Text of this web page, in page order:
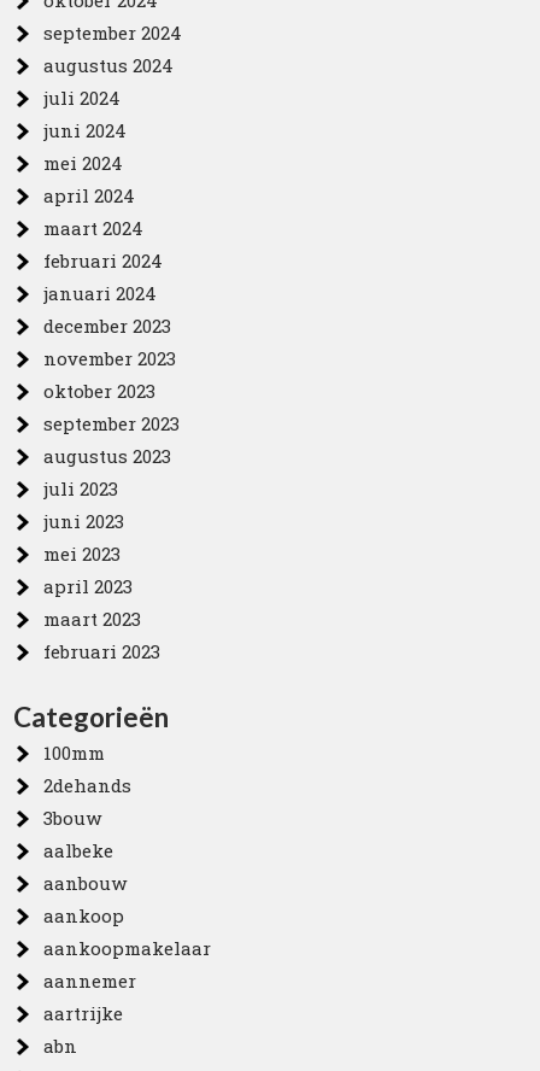
september 2024
augustus 2024
juli 2024
juni 2024
mei 2024
april 2024
maart 2024
februari 2024
januari 2024
december 2023
november 2023
oktober 2023
september 2023
augustus 2023
juli 2023
juni 2023
mei 2023
april 2023
maart 2023
februari 2023
Categorieën
100mm
2dehands
3bouw
aalbeke
aanbouw
aankoop
aankoopmakelaar
aannemer
aartrijke
abn